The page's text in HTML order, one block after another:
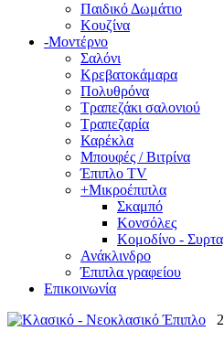
Παιδικό Δωμάτιο
Κουζίνα
-Μοντέρνο
Σαλόνι
Κρεβατοκάμαρα
Πολυθρόνα
Τραπεζάκι σαλονιού
Τραπεζαρία
Καρέκλα
Μπουφές / Βιτρίνα
Έπιπλο TV
+Μικροέπιπλα
Σκαμπό
Κονσόλες
Κομοδίνο -
Ανάκλινδρο
Έπιπλα γραφείου
Επικοινωνία